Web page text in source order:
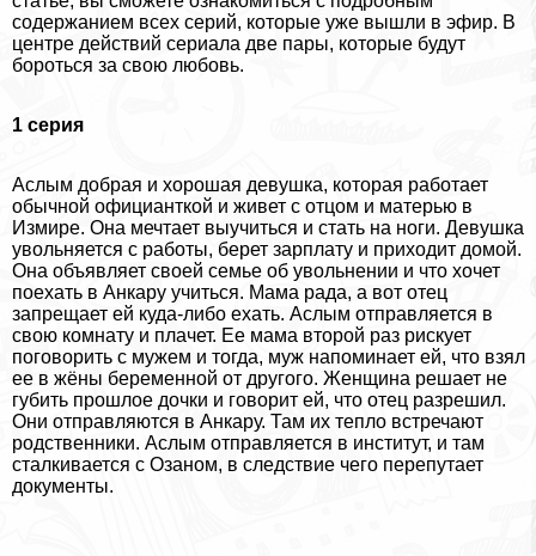
содержанием всех серий, которые уже вышли в эфир. В
центре действий сериала две пары, которые будут
бороться за свою любовь.
1 серия
Аслым добрая и хорошая дeвyшка, которая работает
обычной официанткой и живет с отцом и матерью в
Измире. Она мечтает выучиться и стать на ноги. Дeвyшка
увольняется с работы, берет зарплату и приходит домой.
Она объявляет своей семье об увольнении и что хочет
поехать в Анкару учиться. Мама рада, а вот отец
запрещает ей куда-либо ехать. Аслым отправляется в
свою комнату и плачет. Ее мама второй раз рискует
поговорить с мужем и тогда, муж напоминает ей, что взял
ее в жёны беременной от другого. Женщина решает не
губить прошлое дочки и говорит ей, что отец разрешил.
Они отправляются в Анкару. Там их тепло встречают
родственники. Аслым отправляется в институт, и там
сталкивается с Озаном, в следствие чего перепутает
документы.